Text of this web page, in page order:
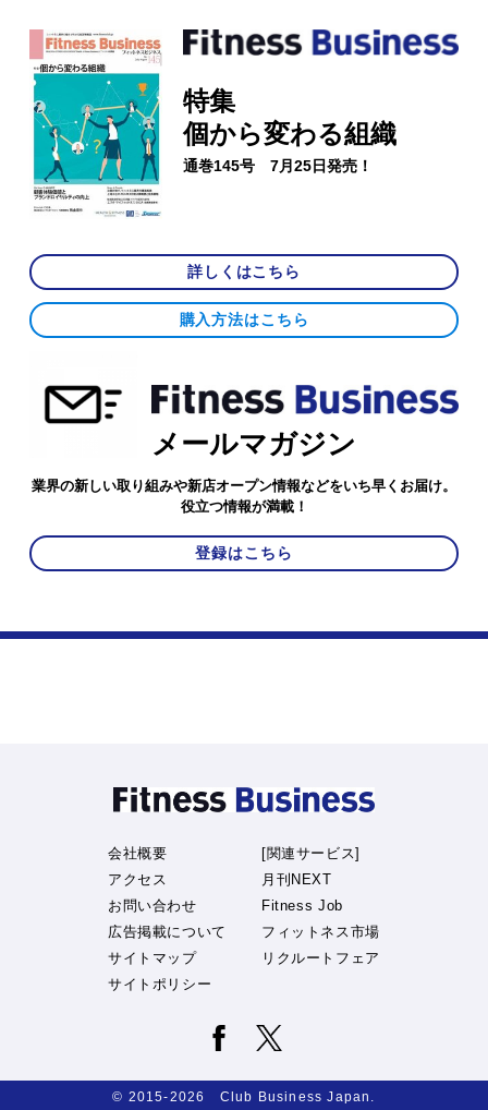
特集
個から変わる組織
通巻145号 7月25日発売！
詳しくはこちら
購入方法はこちら
メールマガジン
業界の新しい取り組みや新店オープン情報などをいち早くお届け。
役立つ情報が満載！
登録はこちら
会社概要
アクセス
お問い合わせ
広告掲載について
サイトマップ
サイトポリシー
[関連サービス]
月刊NEXT
Fitness Job
フィットネス市場
リクルートフェア
© 2015-2026 Club Business Japan.